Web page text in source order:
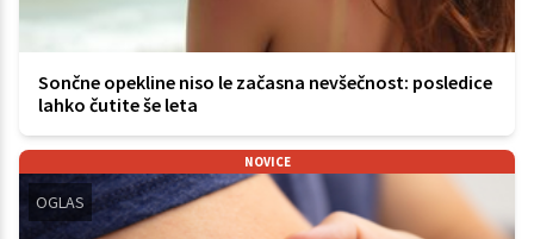
Sončne opekline niso le začasna nevšečnost: posledice
lahko čutite še leta
NOVICE
OGLAS